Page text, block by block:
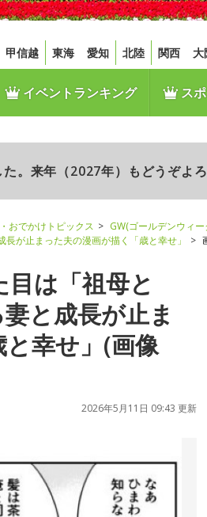
甲信越 東海 愛知 北陸 関西 大
イベントランキング スポ
。来年（2027年）もどうぞよろ
おでかけトピックス
GW(ゴールデンウィ
が止まった夫の漫画が描く「歳と幸せ」
は「祖母と
と成長が止ま
幸せ」(画像
2026年5月11日 09:43 更新